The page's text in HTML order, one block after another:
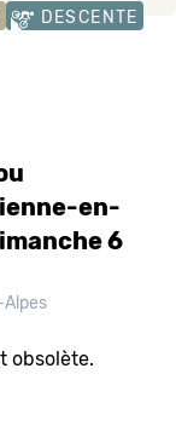
DESCENTE
en-
6
obsolète.